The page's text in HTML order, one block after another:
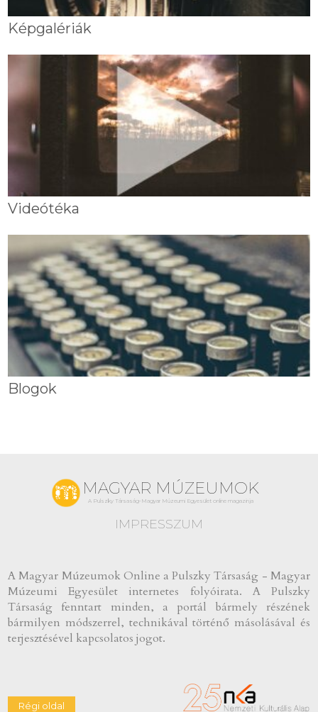
Képgalériák
Videótéka
Blogok
MAGYAR MÚZEUMOK
A Pulszky Társaság-Magyar Múzeumi Egyesület online magazinja
IMPRESSZUM
A Magyar Múzeumok Online a Pulszky Társaság - Magyar
Múzeumi Egyesület internetes folyóirata. A Pulszky
Társaság fenntart minden, a portál bármely részének
bármilyen módszerrel, technikával történő másolásával és
terjesztésével kapcsolatos jogot.